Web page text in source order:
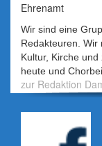
Ehrenamt
Wir sind eine
Redakteuren. Wir
Kultur, Kirche
heute und
zur Redaktion